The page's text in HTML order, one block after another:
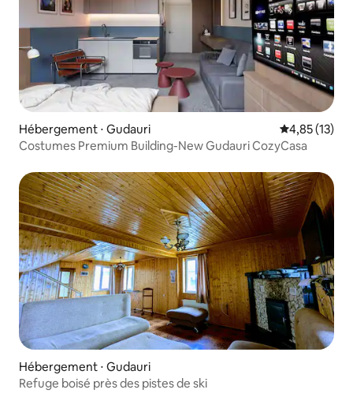
Hébergement ⋅ Gudauri Évaluation
4,85 (13)
Costumes Premium Building-New Gudauri CozyCasa
Hébergement ⋅ Gudauri
Refuge boisé près des pistes de ski